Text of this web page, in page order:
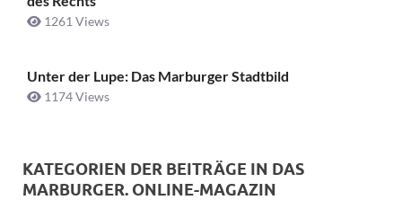
1261 Views
Unter der Lupe: Das Marburger Stadtbild
1174 Views
KATEGORIEN DER BEITRÄGE IN DAS
MARBURGER. ONLINE-MAGAZIN